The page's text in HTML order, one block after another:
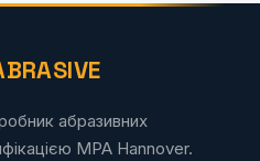
абразивних
MPA Hannover.